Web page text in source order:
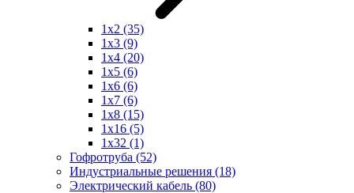
1x2 (35)
1x3 (9)
1x4 (20)
1x5 (6)
1x6 (6)
1x7 (6)
1x8 (15)
1x16 (5)
1x32 (1)
Гофротруба (52)
Индустриальные решения (18)
Электрический кабель (80)